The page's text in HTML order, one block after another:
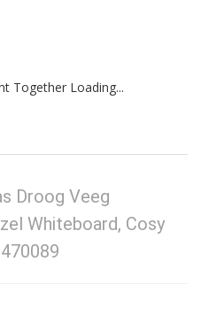
Together Loading...
Droog Veeg
Whiteboard, Cosy